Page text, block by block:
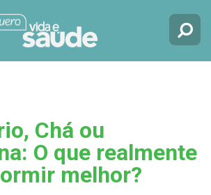
Chá ou
O que realmente
melhor?